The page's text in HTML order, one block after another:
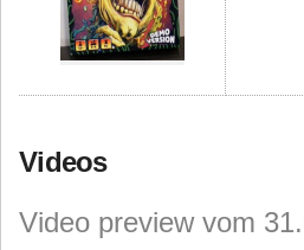
Videos
Video preview vom